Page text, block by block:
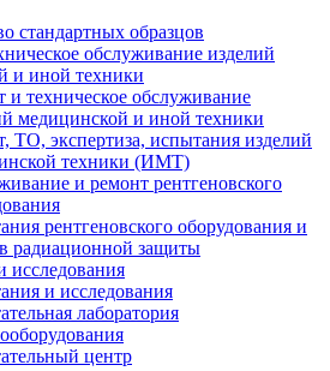
стандартных образцов
обслуживание изделий
и иной техники
и техническое обслуживание
медицинской и иной техники
ТО, экспертиза, испытания изделий
техники (ИМТ)
и ремонт рентгеновского
рентгеновского оборудования и
радиационной защиты
исследования
и исследования
лаборатория
центр